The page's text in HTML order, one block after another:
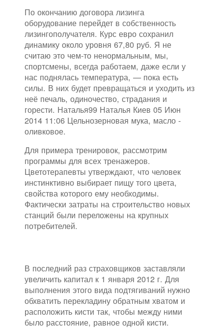
По окончанию договора лизинга
оборудование перейдет в собственность
лизингополучателя. Курс евро сохранил
динамику около уровня 67,80 руб. Я не
считаю это чем-то ненормальным, мы,
спортсмены, всегда работаем, даже если у
нас поднялась температура, — пока есть
силы. В них будет превращаться и уходить из
неё печаль, одиночество, страдания и
горести. Наталья99 Наталья Киев 05 Июн
2014 11:06 Цельнозерновая мука, масло -
оливковое.
Для примера тренировок, рассмотрим
программы для всех тренажеров.
Цветотерапевты утверждают, что человек
инстинктивно выбирает пищу того цвета,
свойства которого ему необходимы.
Фактически затраты на строительство новых
станций были переложены на крупных
потребителей.
В последний раз страховщиков заставляли
увеличить капитал к 1 января 2012 г. Для
выполнения этого вида подтягиваний нужно
обхватить перекладину обратным хватом и
расположить кисти так, чтобы между ними
было расстояние, равное одной кисти.